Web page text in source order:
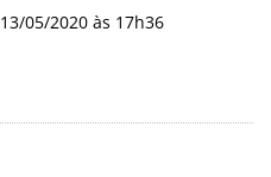
13/05/2020 às 17h36